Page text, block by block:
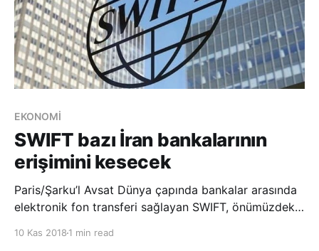
EKONOMİ
SWIFT bazı İran bankalarının
erişimini kesecek
Paris/Şarku’l Avsat Dünya çapında bankalar arasında
elektronik fon transferi sağlayan SWIFT, önümüzdeki
10 Kas 2018 1 min read